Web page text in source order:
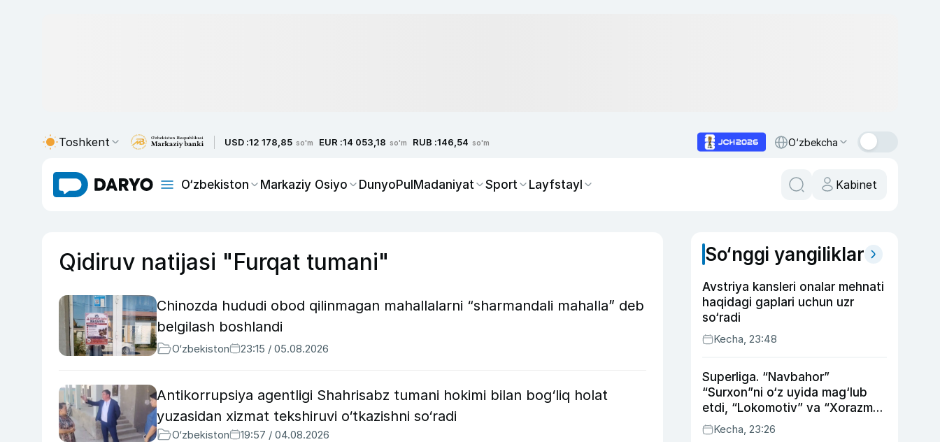
Toshkent USD :12 178,85 so'm EUR :14 053,18 so'm RUB :146,54 so'm O‘zbekcha
O‘zbekiston Markaziy Osiyo DunyoPulMadaniyat Sport Layfstayl Kabinet
Qidiruv natijasi "Furqat tumani"
Chinozda hududi obod qilinmagan mahallalarni “sharmandali mahalla” deb
belgilash boshlandi
O‘zbekiston 23:15 / 05.08.2026
Antikorrupsiya agentligi Shahrisabz tumani hokimi bilan bog‘liq holat
yuzasidan xizmat tekshiruvi o‘tkazishni so‘radi
O‘zbekiston 19:57 / 04.08.2026
So‘nggi yangiliklar
Avstriya kansleri onalar mehnati
haqidagi gaplari uchun uzr
so‘radi
Kecha, 23:48
Superliga. “Navbahor”
“Surxon”ni o‘z uyida mag‘lub
etdi, “Lokomotiv” va “Xorazm”
uyda g‘alaba qozondi
Kecha, 23:26